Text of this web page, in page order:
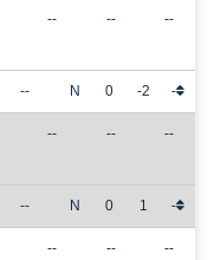
-- -- --
-- N 0 -2 -
-- -- --
-- N 0 1 -
-- -- --